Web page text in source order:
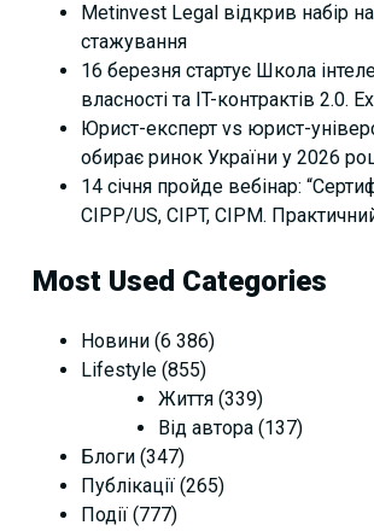
Metinvest Legal відкрив набір
стажування
16 березня стартує Школа
власності та IT-контрактів 2.0.
Юрист-експерт vs юрист-
обирає ринок України у 2026
14 січня пройде вебінар:
CIPP/US, CIPT, CIPM.
Most Used Categories
Новини (6 386)
Lifestyle (855)
Життя (339)
Від автора (137)
Блоги (347)
Публікації (265)
Події (777)